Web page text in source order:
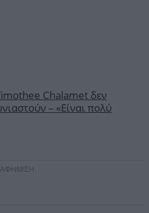
Chalamet δεν
– «Είναι πολύ